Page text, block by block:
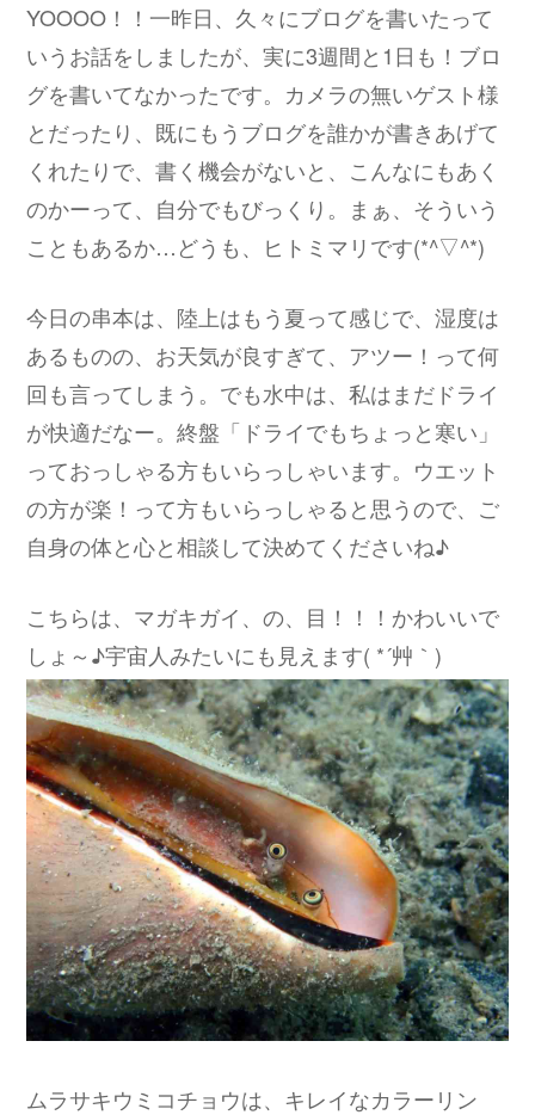
YOOOO！！一昨日、久々にブログを書いたって
いうお話をしましたが、実に3週間と1日も！ブロ
グを書いてなかったです。カメラの無いゲスト様
とだったり、既にもうブログを誰かが書きあげて
くれたりで、書く機会がないと、こんなにもあく
のかーって、自分でもびっくり。まぁ、そういう
こともあるか…どうも、ヒトミマリです(*^▽^*)
今日の串本は、陸上はもう夏って感じで、湿度は
あるものの、お天気が良すぎて、アツー！って何
回も言ってしまう。でも水中は、私はまだドライ
が快適だなー。終盤「ドライでもちょっと寒い」
っておっしゃる方もいらっしゃいます。ウエット
の方が楽！って方もいらっしゃると思うので、ご
自身の体と心と相談して決めてくださいね♪
こちらは、マガキガイ、の、目！！！かわいいで
しょ～♪宇宙人みたいにも見えます( *´艸｀)
ムラサキウミコチョウは、キレイなカラーリン